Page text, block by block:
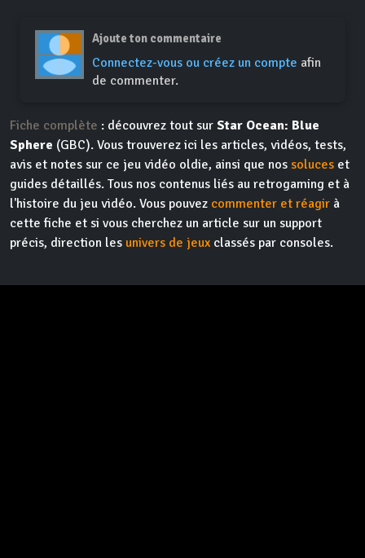
Ajoute ton commentaire
Connectez-vous ou créez un compte afin
de commenter.
Fiche complète : découvrez tout sur Star Ocean: Blue
Sphere (GBC). Vous trouverez ici les articles, vidéos, tests,
avis et notes sur ce jeu vidéo oldie, ainsi que nos soluces et
guides détaillés. Tous nos contenus liés au retrogaming et à
l'histoire du jeu vidéo. Vous pouvez commenter et réagir à
cette fiche et si vous cherchez un article sur un support
précis, direction les univers de jeux classés par consoles.